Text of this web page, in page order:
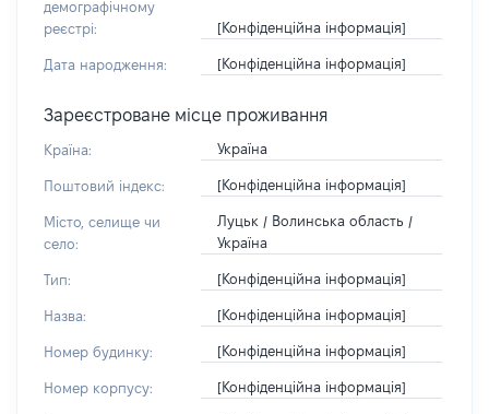
демографічному
реєстрі:
[Конфіденційна інформація]
Дата народження: [Конфіденційна інформація]
Зареєстроване місце проживання
Країна: Україна
Поштовий індекс: [Конфіденційна інформація]
Місто, селище чи
село:
Луцьк / Волинська область /
Україна
Тип: [Конфіденційна інформація]
Назва: [Конфіденційна інформація]
Номер будинку: [Конфіденційна інформація]
Номер корпусу: [Конфіденційна інформація]